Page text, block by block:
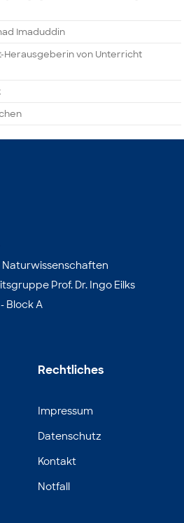
Imaduddin
Herausgeberin von Unterricht
Prof. Dr. Ingo Eilks
Block A
Rechtliches
Impressum
Datenschutz
Kontakt
Notfall